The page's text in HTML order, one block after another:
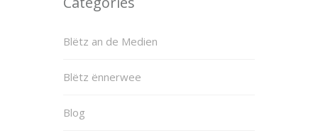
Blëtz an de Medien
Blëtz ënnerwee
Blog